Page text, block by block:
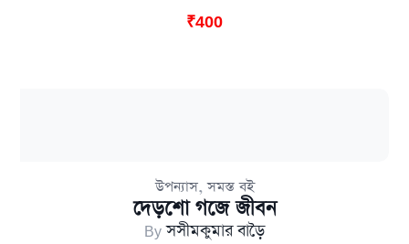
₹400
উপন্যাস,সমস্ত বই
দেড়শো গজে জীবন
Byসসীমকুমার বাড়ৈ